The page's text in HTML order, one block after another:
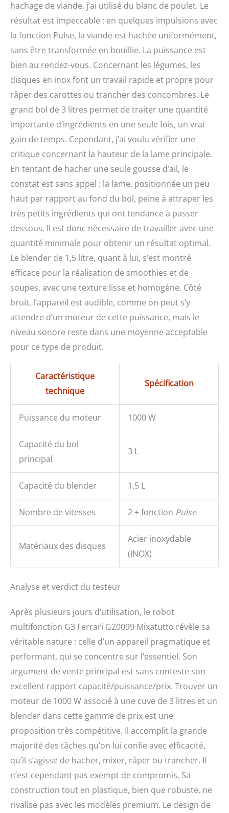
hachage de viande, j’ai utilisé du blanc de poulet. Le
résultat est impeccable : en quelques impulsions avec
la fonction Pulse, la viande est hachée uniformément,
sans être transformée en bouillie. La puissance est
bien au rendez-vous. Concernant les légumes, les
disques en inox font un travail rapide et propre pour
râper des carottes ou trancher des concombres. Le
grand bol de 3 litres permet de traiter une quantité
importante d’ingrédients en une seule fois, un vrai
gain de temps. Cependant, j’ai voulu vérifier une
critique concernant la hauteur de la lame principale.
En tentant de hacher une seule gousse d’ail, le
constat est sans appel : la lame, positionnée un peu
haut par rapport au fond du bol, peine à attraper les
très petits ingrédients qui ont tendance à passer
dessous. Il est donc nécessaire de travailler avec une
quantité minimale pour obtenir un résultat optimal.
Le blender de 1,5 litre, quant à lui, s’est montré
efficace pour la réalisation de smoothies et de
soupes, avec une texture lisse et homogène. Côté
bruit, l’appareil est audible, comme on peut s’y
attendre d’un moteur de cette puissance, mais le
niveau sonore reste dans une moyenne acceptable
pour ce type de produit.
Caractéristique
technique
Spécification
Puissance du moteur 1000 W
Capacité du bol
principal
3 L
Capacité du blender 1,5 L
Nombre de vitesses 2 + fonction Pulse
Matériaux des disques
Acier inoxydable
(INOX)
Analyse et verdict du testeur
Après plusieurs jours d’utilisation, le robot
multifonction G3 Ferrari G20099 Mixatutto révèle sa
véritable nature : celle d’un appareil pragmatique et
performant, qui se concentre sur l’essentiel. Son
argument de vente principal est sans conteste son
excellent rapport capacité/puissance/prix. Trouver un
moteur de 1000 W associé à une cuve de 3 litres et un
blender dans cette gamme de prix est une
proposition très compétitive. Il accomplit la grande
majorité des tâches qu’on lui confie avec efficacité,
qu’il s’agisse de hacher, mixer, râper ou trancher. Il
n’est cependant pas exempt de compromis. Sa
construction tout en plastique, bien que robuste, ne
rivalise pas avec les modèles premium. Le design de